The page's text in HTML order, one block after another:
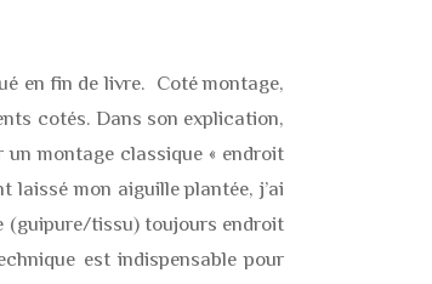
en fin de livre. Coté montage,
cotés. Dans son explication,
montage classique « endroit
laissé mon aiguille plantée, j’ai
(guipure/tissu) toujours endroit
est indispensable pour